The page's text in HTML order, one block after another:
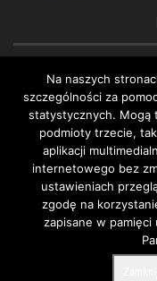
Horse Equipment
Siodlarnia
Szkoła jeździectwa
WhatToDo
Yard Equites
Cztery Kopyta
Na naszych
szczególności za
statystycznych. Mogą
podmioty trzecie,
aplikacji
internetowego bez
ustawieniach
zgodę na
zapisane w pamięci